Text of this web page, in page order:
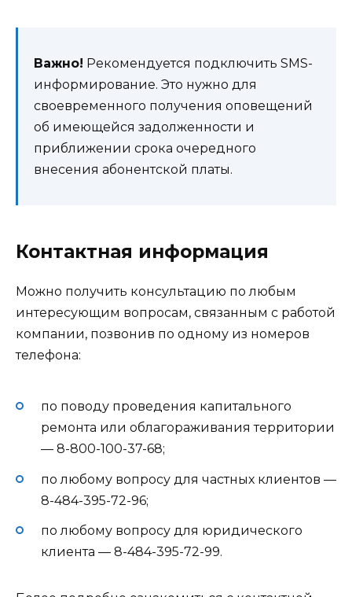
Важно! Рекомендуется подключить SMS-
информирование. Это нужно для
своевременного получения оповещений
об имеющейся задолженности и
приближении срока очередного
внесения абонентской платы.
Контактная информация
Можно получить консультацию по любым
интересующим вопросам, связанным с работой
компании, позвонив по одному из номеров
телефона:
по поводу проведения капитального
ремонта или облагораживания территории
— 8-800-100-37-68;
по любому вопросу для частных клиентов —
8-484-395-72-96;
по любому вопросу для юридического
клиента — 8-484-395-72-99.